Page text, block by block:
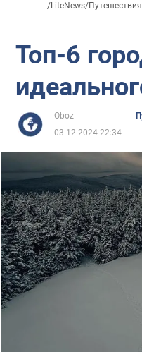
/LiteNews/
Топ-6
Oboz
03.12.2024 22:34